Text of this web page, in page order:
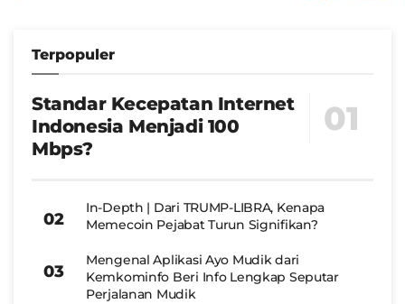
Terpopuler
Standar Kecepatan Internet
Indonesia Menjadi 100
Mbps?
In-Depth | Dari TRUMP-LIBRA, Kenapa
Memecoin Pejabat Turun Signifikan?
Mengenal Aplikasi Ayo Mudik dari
Kemkominfo Beri Info Lengkap Seputar
Perjalanan Mudik